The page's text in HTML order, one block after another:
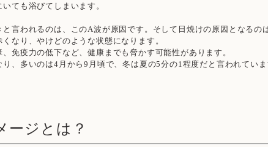
ても浴びてしまいます。
言われるのは、このA波が原因です。そして日焼けの原因となるの
なり、やけどのような状態になります。
免疫力の低下など、健康までも脅かす可能性があります。
、多いのは4月から9月頃で、冬は夏の5分の1程度だと言われていま
ージとは？